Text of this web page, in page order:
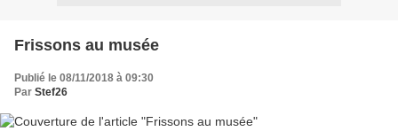
Frissons au musée
Publié le 08/11/2018 à 09:30
Par Stef26